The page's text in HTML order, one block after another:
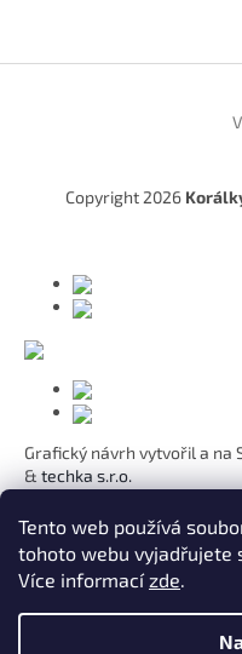
Tento web používá
tohoto webu vyjadřujete
Více informacízde.
Copyright 2026
Grafický návrh vytvořil a na
& techka s.r.o.
Koho chcete
Pre mamičku
Pre moju lásku
Pre dcéru